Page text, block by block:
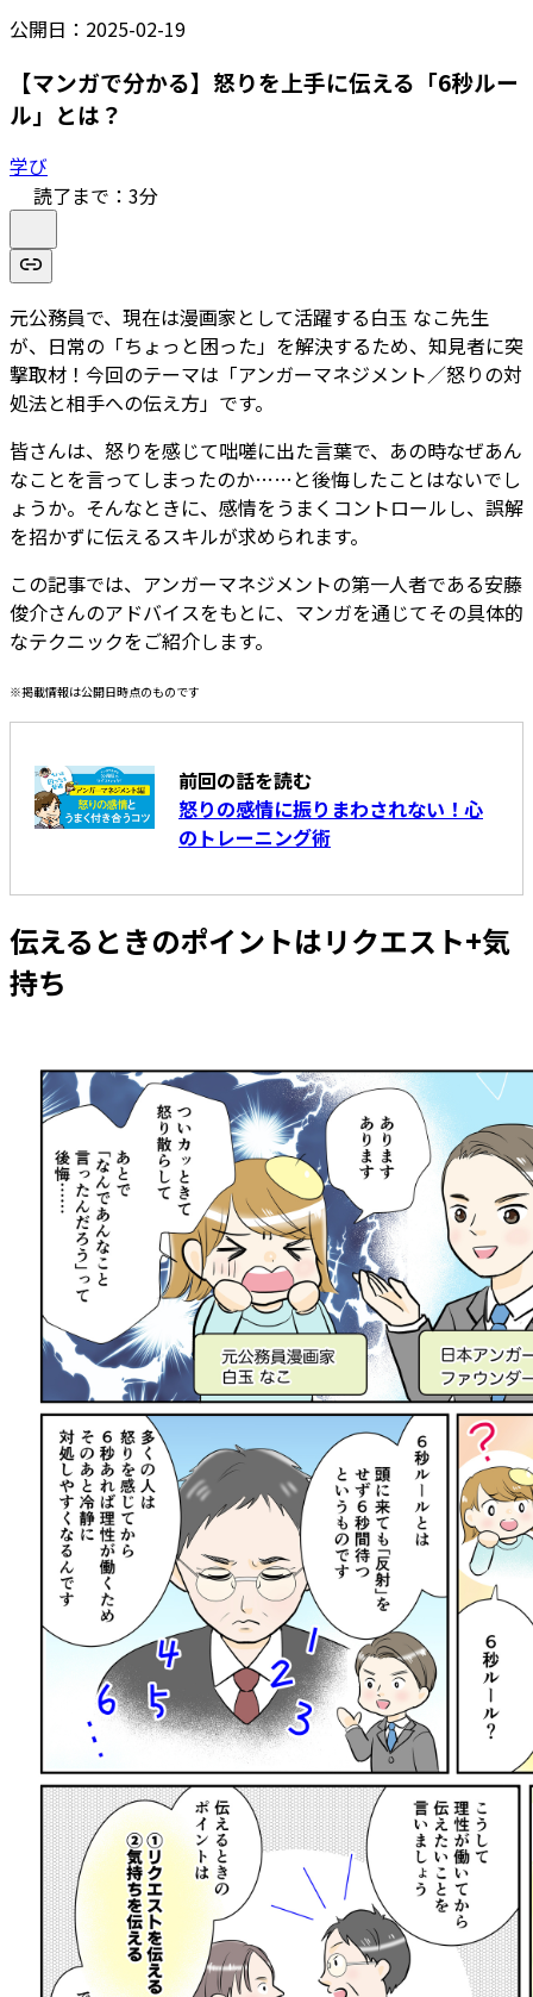
公開日： 2025-02-19
【マンガで分かる】怒りを上手に伝える「6秒ルー
ル」とは？
学び
読了まで： 3分
元公務員で、現在は漫画家として活躍する白玉 なこ先生
が、日常の「ちょっと困った」を解決するため、知見者に突
撃取材！今回のテーマは「アンガーマネジメント／怒りの対
処法と相手への伝え方」です。
皆さんは、怒りを感じて咄嗟に出た言葉で、あの時なぜあん
なことを言ってしまったのか……と後悔したことはないでし
ょうか。そんなときに、感情をうまくコントロールし、誤解
を招かずに伝えるスキルが求められます。
この記事では、アンガーマネジメントの第一人者である安藤
俊介さんのアドバイスをもとに、マンガを通じてその具体的
なテクニックをご紹介します。
※掲載情報は公開日時点のものです
前回の話を読む
怒りの感情に振りまわされない！心
のトレーニング術
伝えるときのポイントはリクエスト+気
持ち